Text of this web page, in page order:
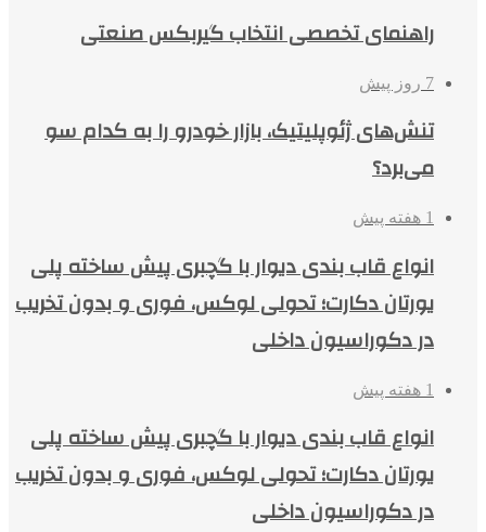
راهنمای تخصصی انتخاب گیربکس صنعتی
7 روز پیش
تنش‌های ژئوپلیتیک، بازار خودرو را به کدام سو
می‌برد؟
1 هفته پیش
انواع قاب بندی دیوار با گچبری پیش ساخته پلی
یورتان دکارت؛ تحولی لوکس، فوری و بدون تخریب
در دکوراسیون داخلی
1 هفته پیش
انواع قاب بندی دیوار با گچبری پیش ساخته پلی
یورتان دکارت؛ تحولی لوکس، فوری و بدون تخریب
در دکوراسیون داخلی